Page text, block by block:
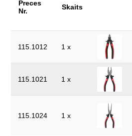
svars, g:
Preces
Nr.
Skaits
115.1012 1 x
115.1021 1 x
115.1024 1 x